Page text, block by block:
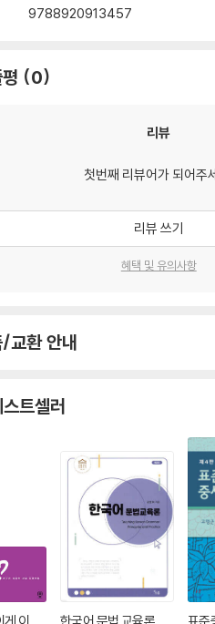
9788920913457
0
리뷰
첫번째 리뷰어가 되어주
리뷰 쓰기
혜택 및 유의사항
교환 안내
트셀러